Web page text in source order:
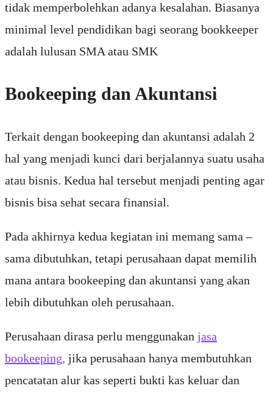
tidak memperbolehkan adanya kesalahan. Biasanya
minimal level pendidikan bagi seorang bookkeeper
adalah lulusan SMA atau SMK
Bookeeping dan Akuntansi
Terkait dengan bookeeping dan akuntansi adalah 2
hal yang menjadi kunci dari berjalannya suatu usaha
atau bisnis. Kedua hal tersebut menjadi penting agar
bisnis bisa sehat secara finansial.
Pada akhirnya kedua kegiatan ini memang sama –
sama dibutuhkan, tetapi perusahaan dapat memilih
mana antara bookeeping dan akuntansi yang akan
lebih dibutuhkan oleh perusahaan.
Perusahaan dirasa perlu menggunakan jasa
bookeeping, jika perusahaan hanya membutuhkan
pencatatan alur kas seperti bukti kas keluar dan